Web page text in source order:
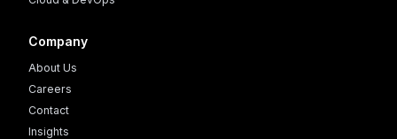
Company
About Us
Careers
Contact
Insights